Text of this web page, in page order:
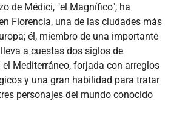
de Médici, "el Magnífico", ha
Florencia, una de las ciudades más
él, miembro de una importante
a cuestas dos siglos de
Mediterráneo, forjada con arreglos
y una gran habilidad para tratar
personajes del mundo conocido